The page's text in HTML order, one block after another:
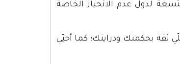
لدول عدم الانحياز الخاصة
ثقة بحكمتك ودرايتك؛ كما أحيّي